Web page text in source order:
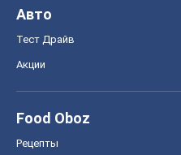
Авто
Тест Драйв
Акции
Food Oboz
Рецепты